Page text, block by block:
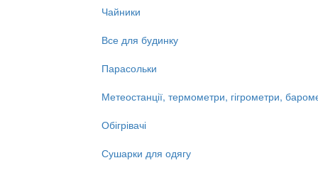
Чайники
Все для будинку
Парасольки
Метеостанції, термометри, гігрометри,
Обігрівачі
Сушарки для одягу